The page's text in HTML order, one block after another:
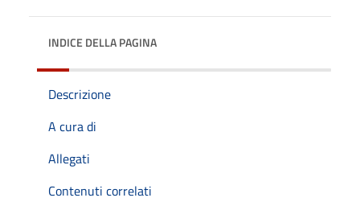
INDICE DELLA PAGINA
Descrizione
A cura di
Allegati
Contenuti correlati